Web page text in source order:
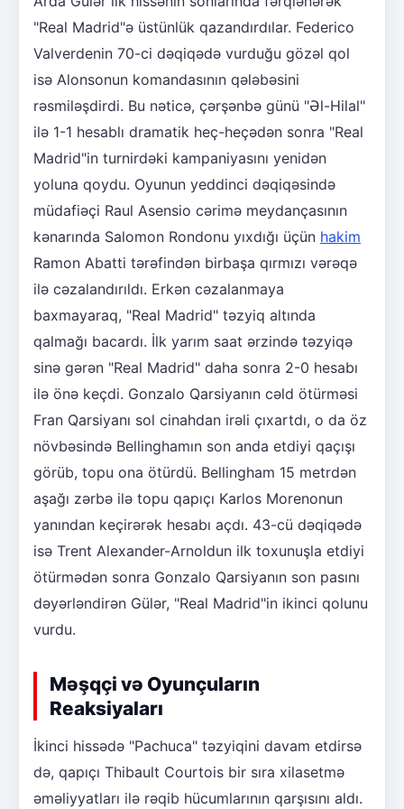
"Real Madrid"ə üstünlük qazandırdılar. Federico
Valverdenin 70-ci dəqiqədə vurduğu gözəl qol
isə Alonsonun komandasının qələbəsini
rəsmiləşdirdi. Bu nəticə, çərşənbə günü "Əl-Hilal"
ilə 1-1 hesablı dramatik heç-heçədən sonra "Real
Madrid"in turnirdəki kampaniyasını yenidən
yoluna qoydu. Oyunun yeddinci dəqiqəsində
müdafiəçi Raul Asensio cərimə meydançasının
kənarında Salomon Rondonu yıxdığı üçün hakim
Ramon Abatti tərəfindən birbaşa qırmızı vərəqə
ilə cəzalandırıldı. Erkən cəzalanmaya
baxmayaraq, "Real Madrid" təzyiq altında
qalmağı bacardı. İlk yarım saat ərzində təzyiqə
sinə gərən "Real Madrid" daha sonra 2-0 hesabı
ilə önə keçdi. Gonzalo Qarsiyanın cəld ötürməsi
Fran Qarsiyanı sol cinahdan irəli çıxartdı, o da öz
növbəsində Bellinghamın son anda etdiyi qaçışı
görüb, topu ona ötürdü. Bellingham 15 metrdən
aşağı zərbə ilə topu qapıçı Karlos Morenonun
yanından keçirərək hesabı açdı. 43-cü dəqiqədə
isə Trent Alexander-Arnoldun ilk toxunuşla etdiyi
ötürmədən sonra Gonzalo Qarsiyanın son pasını
dəyərləndirən Gülər, "Real Madrid"in ikinci qolunu
vurdu.
Məşqçi və Oyunçuların
Reaksiyaları
İkinci hissədə "Pachuca" təzyiqini davam etdirsə
də, qapıçı Thibault Courtois bir sıra xilasetmə
əməliyyatları ilə rəqib hücumlarının qarşısını aldı.